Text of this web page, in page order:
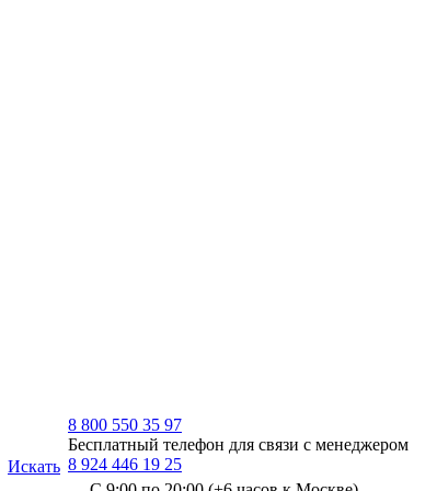
Искать
8 800 550 35 97
Бесплатный телефон для связи с менеджером
8 924 446 19 25